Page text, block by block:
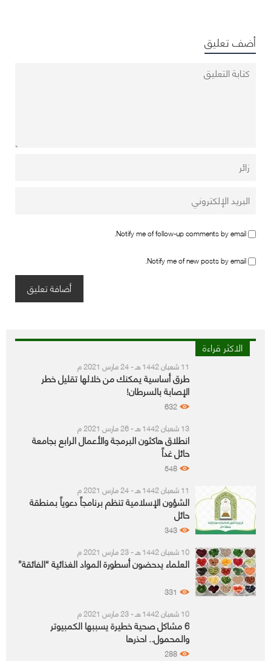
أضف تعليق
Notify me of follow-up comments by email.
Notify me of new posts by email.
الاكثر قراءة
11 شعبان 1442 هـ - 24 مارس 2021 م
طرق أساسية يمكنك من خلالها تقليل خطر
الإصابة بالسرطان!
632
13 شعبان 1442 هـ - 26 مارس 2021 م
انطلاق هاكثون البرمجة والأعمال الرابع بجامعة
حائل غداً
548
11 شعبان 1442 هـ - 24 مارس 2021 م
الشؤون الإسلامية تنظم برنامجاً دعوياً بمنطقة
حائل
343
10 شعبان 1442 هـ - 23 مارس 2021 م
العلماء يدحضون أسطورة المواد الغذائية “الفائقة”
331
10 شعبان 1442 هـ - 23 مارس 2021 م
6 مشاكل صحية خطيرة يسببها الكمبيوتر
والمحمول.. احذرها
288